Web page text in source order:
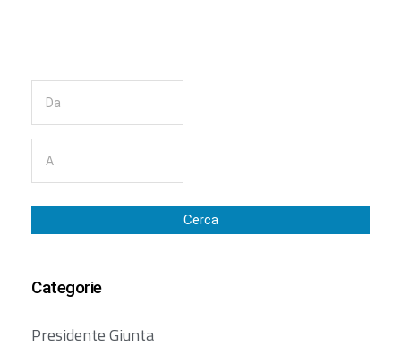
Cerca
Categorie
Presidente Giunta